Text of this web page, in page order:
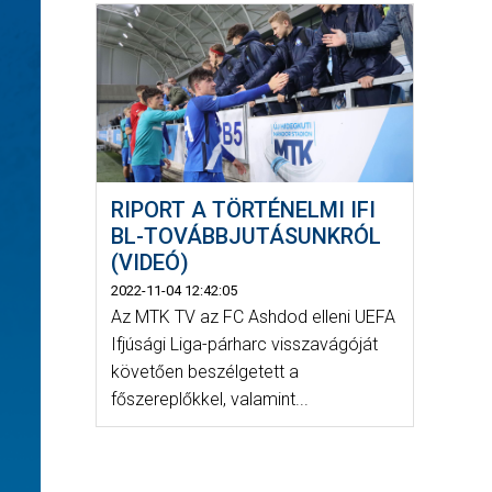
RIPORT A TÖRTÉNELMI IFI
BL-TOVÁBBJUTÁSUNKRÓL
(VIDEÓ)
2022-11-04 12:42:05
Az MTK TV az FC Ashdod elleni UEFA
Ifjúsági Liga-párharc visszavágóját
követően beszélgetett a
főszereplőkkel, valamint...